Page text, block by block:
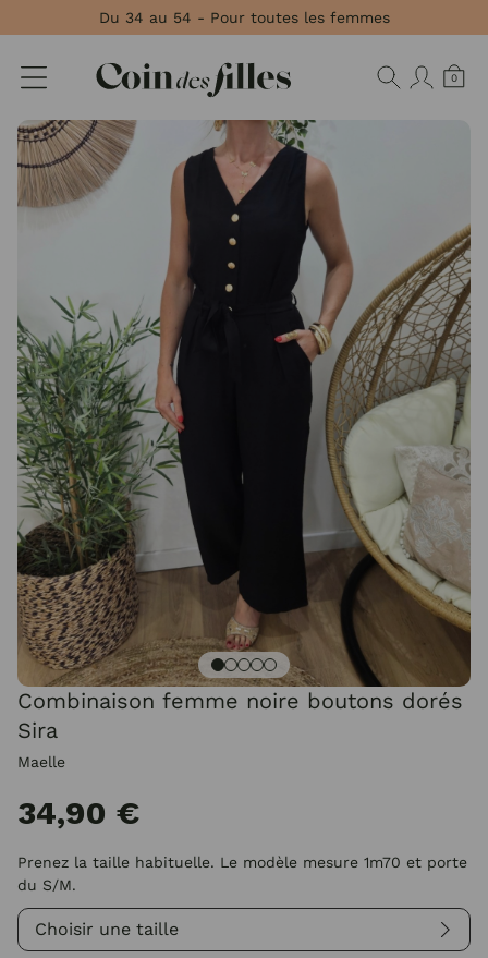
Du 34 au 54 - Pour toutes les femmes
0
Combinaison femme noire boutons dorés
Sira
Maelle
34,90 €
Prenez la taille habituelle. Le modèle mesure 1m70 et porte
du S/M.
Choisir une taille
Panneau de gestion des cookies